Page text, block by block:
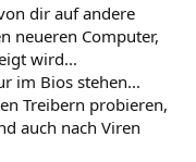
dir auf andere
neueren Computer,
wird...
im Bios stehen...
Treibern probieren,
auch nach Viren